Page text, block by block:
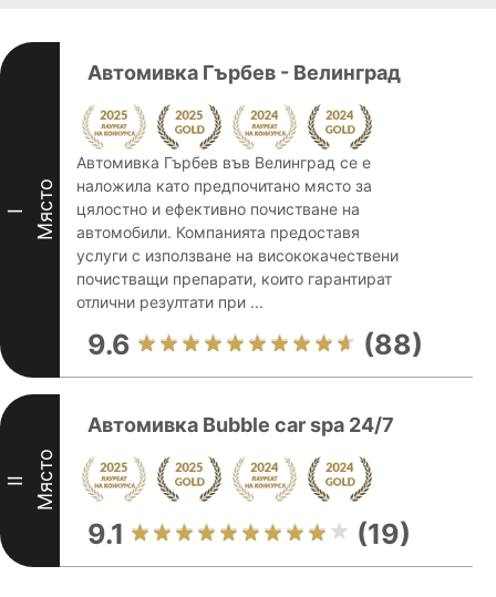
I Място
Автомивка Гърбев - Велинград
Автомивка Гърбев във Велинград се е
наложила като предпочитано място за
цялостно и ефективно почистване на
автомобили. Компанията предоставя
услуги с използване на висококачествени
почистващи препарати, които гарантират
отлични резултати при ...
9.6 (88)
II Място
Автомивка Bubble car spa 24/7
9.1 (19)